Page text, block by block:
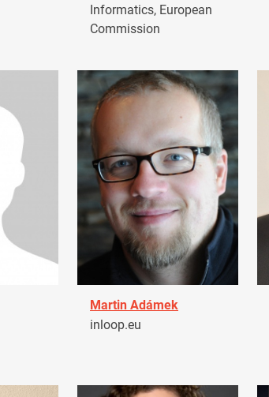
Informatics, European
Commission
Martin Adámek
inloop.eu